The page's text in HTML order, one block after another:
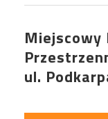
Miejscowy
ul.